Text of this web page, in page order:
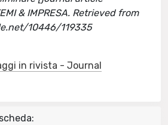
& IMPRESA. Retrieved from
10446/119335
in rivista - Journal